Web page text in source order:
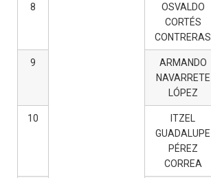
8
OSVALDO
CORTÉS
CONTRERAS
9
ARMANDO
NAVARRETE
LÓPEZ
10
ITZEL
GUADALUPE
PÉREZ
CORREA